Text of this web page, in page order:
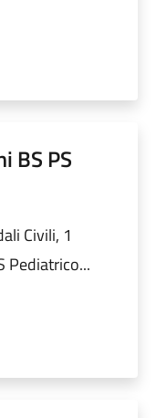
BS PS
Civili, 1
Pediatrico...